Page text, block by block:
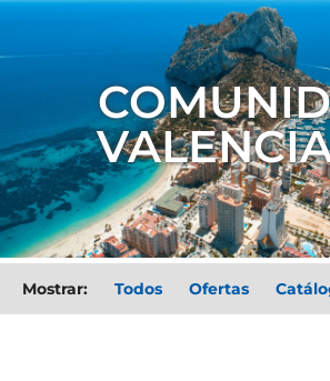
Mostrar:
Todos
oferta